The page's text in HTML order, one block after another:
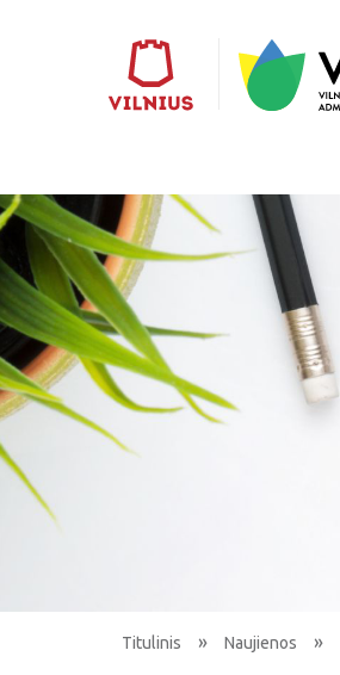
Titulinis » Naujienos »